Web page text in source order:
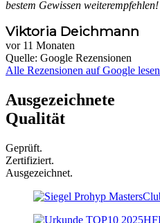
bestem Gewissen weiterempfehlen!
Viktoria Deichmann
vor 11 Monaten
Quelle: Google Rezensionen
Alle Rezensionen auf Google lesen
Ausgezeichnete
Qualität
Geprüft.
Zertifiziert.
Ausgezeichnet.